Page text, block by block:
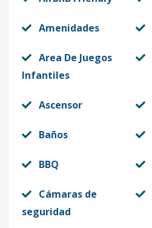
Amenidades
Area De Juegos
Infantiles
Ascensor
Baños
BBQ
Cámaras de
seguridad